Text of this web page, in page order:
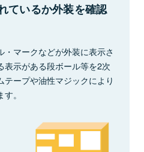
ているか外装を確認
マークなどが外装に表示さ
表示がある段ボール等を2次
ープや油性マジックにより
。